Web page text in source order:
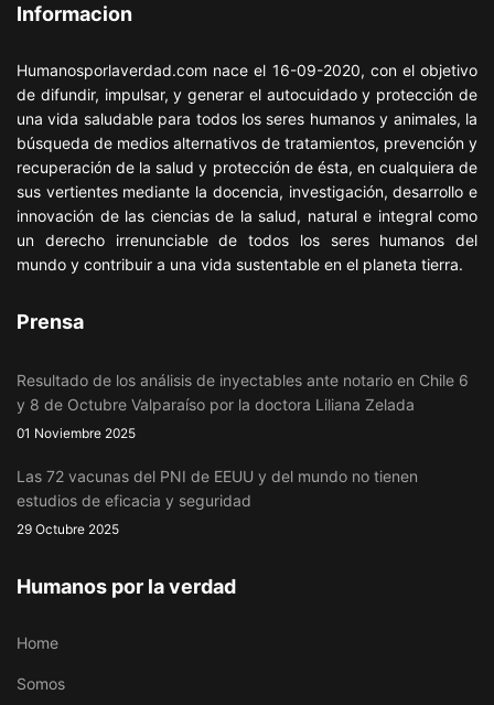
Informacion
Humanosporlaverdad.com nace el 16-09-2020, con el objetivo
de difundir, impulsar, y generar el autocuidado y protección de
una vida saludable para todos los seres humanos y animales, la
búsqueda de medios alternativos de tratamientos, prevención y
recuperación de la salud y protección de ésta, en cualquiera de
sus vertientes mediante la docencia, investigación, desarrollo e
innovación de las ciencias de la salud, natural e integral como
un derecho irrenunciable de todos los seres humanos del
mundo y contribuir a una vida sustentable en el planeta tierra.
Prensa
Resultado de los análisis de inyectables ante notario en Chile 6
y 8 de Octubre Valparaíso por la doctora Liliana Zelada
01 Noviembre 2025
Las 72 vacunas del PNI de EEUU y del mundo no tienen
estudios de eficacia y seguridad
29 Octubre 2025
Humanos por la verdad
Home
Somos